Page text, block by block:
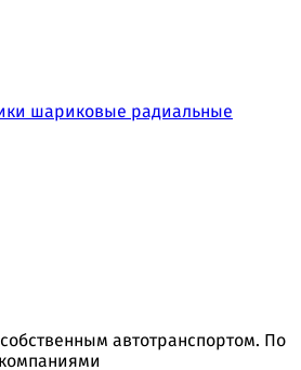
шариковые радиальные
автотранспортом. По